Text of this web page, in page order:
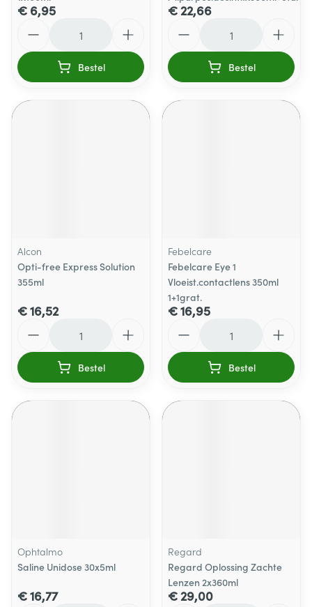
€ 6,95
Bestel
€ 22,66
Bestel
Alcon
Opti-free Express Solution
355ml
€ 16,52
Bestel
Febelcare
Febelcare Eye 1
Vloeist.contactlens 350ml
1+1grat.
€ 16,95
Bestel
Ophtalmo
Saline Unidose 30x5ml
€ 16,77
Regard
Regard Oplossing Zachte
Lenzen 2x360ml
€ 29,00